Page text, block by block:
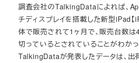
調査会社のTalkingDataによれば、
チディスプレイを搭載した新型iPad
体で販売されて1ヶ月で、販売台数
切っているとされていることがわかっ
TalkingDataが発表したデータは、出